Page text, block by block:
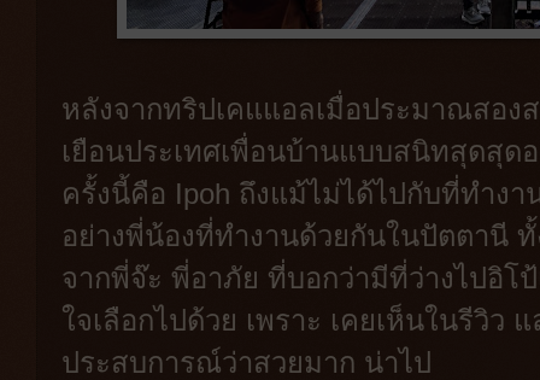
หลังจากทริปเคแแอลเมื่อประมาณสอง
เยือนประเทศเพื่อนบ้านแบบสนิทสุดสุด
ครั้งนี้คือ Ipoh ถึงแม้ไม่ได้ไปกับที่ทำง
อย่างพี่น้องที่ทำงานด้วยกันในปัตตานี
จากพี่จ๊ะ พี่อาภัย ที่บอกว่ามีที่ว่างไปอิโ
ใจเลือกไปด้วย เพราะ เคยเห็นในรีวิว
ประสบการณ์ว่าสวยมาก น่าไป